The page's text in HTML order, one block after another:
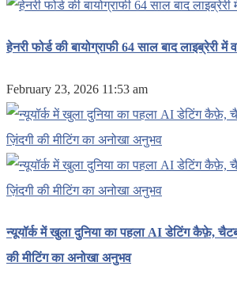
हेनरी फोर्ड की बायोग्राफी 64 साल बाद लाइब्रेरी में
February 23, 2026 11:53 am
न्यूयॉर्क में खुला दुनिया का पहला AI डेटिंग कैफ़े,
की मीटिंग का अनोखा अनुभव